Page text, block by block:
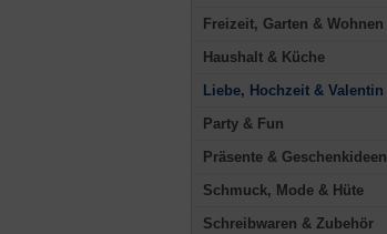
Freizeit, Garten & Wohnen
Haushalt & Küche
Liebe, Hochzeit & Valentin
Party & Fun
Präsente & Geschenkideen
Schmuck, Mode & Hüte
Schreibwaren & Zubehör